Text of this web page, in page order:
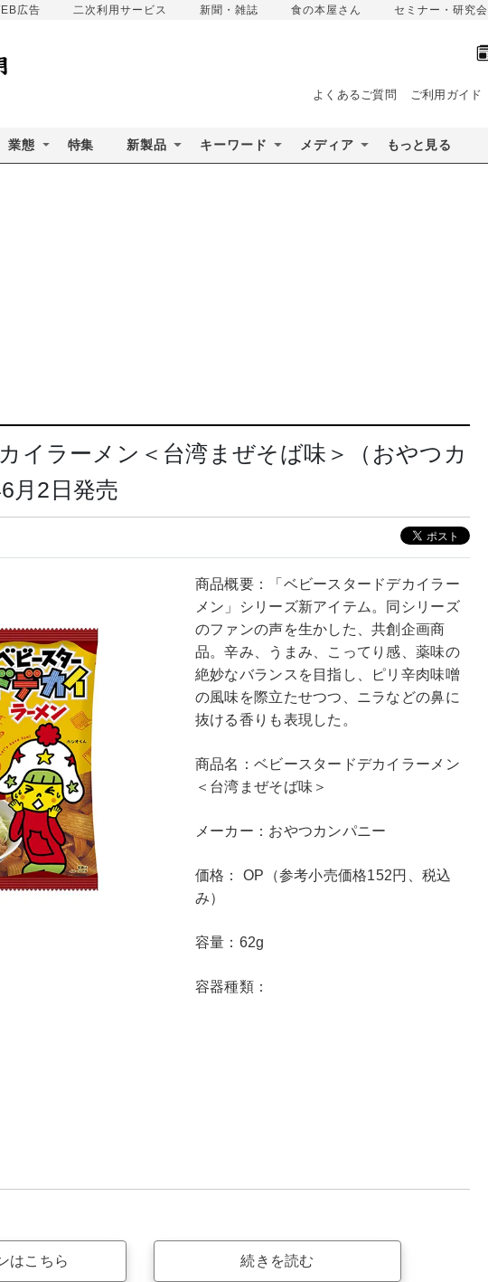
広告 二次利用サービス 新聞・雑誌 食の本屋さん セミナー・研究会
よくあるご質問 ご利用ガイド
業態 特集 新製品 キーワード メディア もっと見る
イラーメン＜台湾まぜそば味＞（おやつカ
月2日発売
商品概要：「ベビースタードデカイラー
メン」シリーズ新アイテム。同シリーズ
のファンの声を生かした、共創企画商
品。辛み、うまみ、こってり感、薬味の
絶妙なバランスを目指し、ピリ辛肉味噌
の風味を際立たせつつ、ニラなどの鼻に
抜ける香りも表現した。
商品名：ベビースタードデカイラーメン
＜台湾まぜそば味＞
メーカー：おやつカンパニー
価格： OP（参考小売価格152円、税込
み）
容量：62g
容器種類：
はこちら 続きを読む